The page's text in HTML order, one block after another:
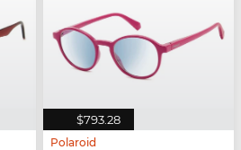
$793.28
Polaroid